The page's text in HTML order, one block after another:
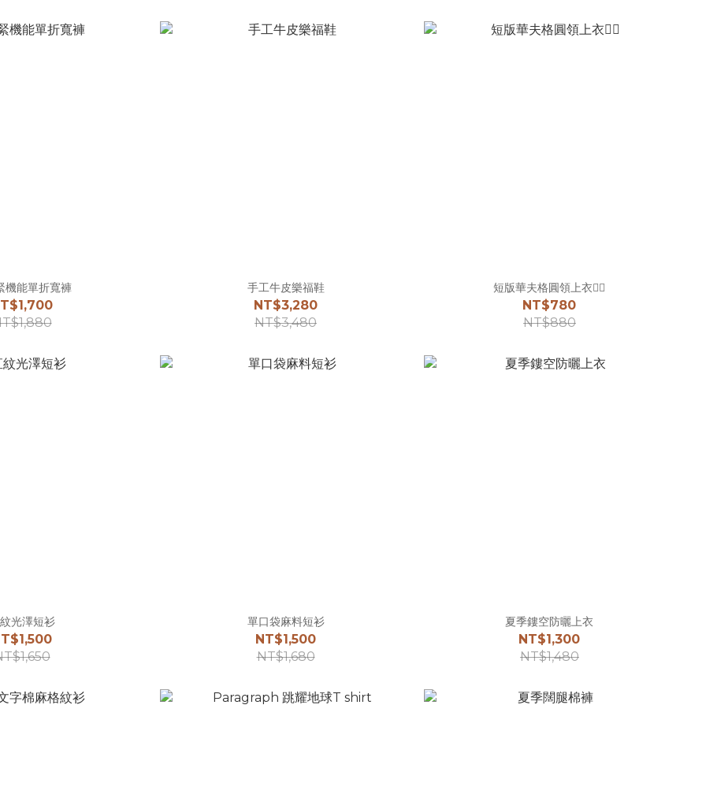
機能單折寬褲 手工牛皮樂福鞋
NT$3,280
NT$3,480
短版華夫格圓領上衣☝🏻
NT$780
NT$880
光澤短衫 單口袋麻料短衫
NT$1,500
NT$1,680
夏季鏤空防曬上衣
NT$1,300
NT$1,480